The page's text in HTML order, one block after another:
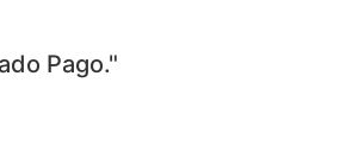
Pago."